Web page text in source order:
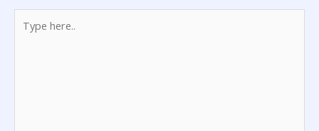
here..